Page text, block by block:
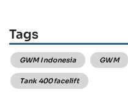
Tags
GWM Indonesia GWM
Tank 400 facelift